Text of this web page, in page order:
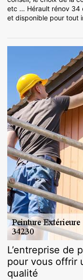
etc … Hérault rénov 34
et disponible pour tout
L’entreprise de
pour vous offrir
qualité